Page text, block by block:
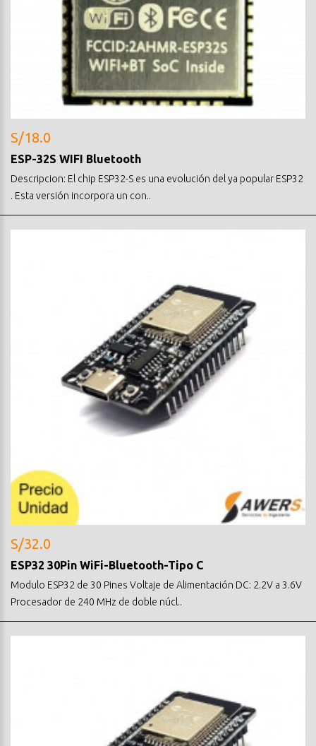
S/18.0
ESP-32S WIFI Bluetooth
Descripcion: El chip ESP32-S es una evolución del ya popular ESP32
. Esta versión incorpora un con..
S/32.0
ESP32 30Pin WiFi-Bluetooth-Tipo C
Modulo ESP32 de 30 Pines Voltaje de Alimentación DC: 2.2V a 3.6V
Procesador de 240 MHz de doble núcl..